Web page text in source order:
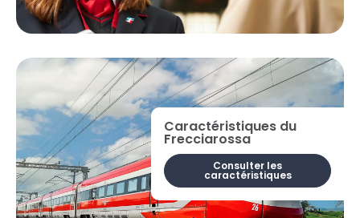
Caractéristiques du
Frecciarossa
Consulter les
caractéristiques